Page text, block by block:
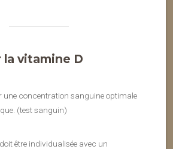
vitamine D
une concentration sanguine optimale
(test sanguin)
être individualisée avec un